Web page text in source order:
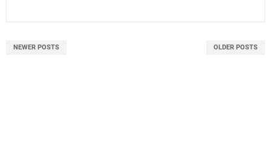
NEWER POSTS OLDER POSTS